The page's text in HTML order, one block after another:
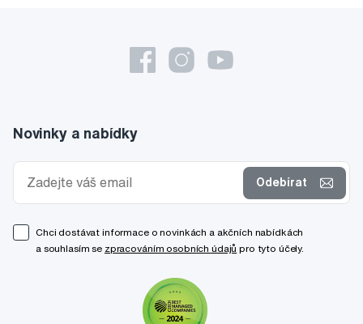
Novinky a nabídky
Odebírat
Chci dostávat informace o novinkách a akčních nabídkách
a souhlasím se zpracováním osobních údajů pro tyto účely.